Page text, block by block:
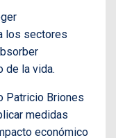
los sectores
de la vida.
Patricio Briones
medidas
económico